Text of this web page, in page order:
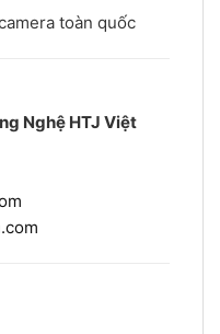
toàn quốc
Nghệ HTJ Việt